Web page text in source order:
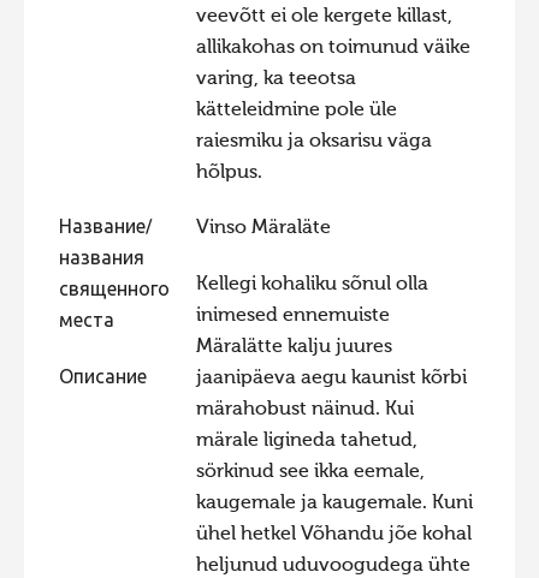
Фотоконкурс 2018
Фотоконкурс 2017
Фотоконкурс 2016
Фотоконкурс 2015
Фотоконкурс 2014
Фотоконкурс 2013
Фотоконкурс 2012
Фотоконкурс 2011
Фотоконкурс 2010
Фотоконкурс 2009
Фотоконкурс 2008
veevõtt ei ole kergete killast,
allikakohas on toimunud väike
varing, ka teeotsa
kätteleidmine pole üle
raiesmiku ja oksarisu väga
hõlpus.
Название/
названия
священного
места
Vinso Märaläte
Описание
Kellegi kohaliku sõnul olla
inimesed ennemuiste
Märalätte kalju juures
jaanipäeva aegu kaunist kõrbi
märahobust näinud. Kui
märale ligineda tahetud,
sörkinud see ikka eemale,
kaugemale ja kaugemale. Kuni
ühel hetkel Võhandu jõe kohal
heljunud uduvoogudega ühte